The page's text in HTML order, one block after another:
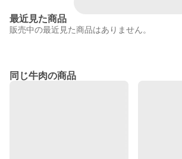
最近見た商品
販売中の最近見た商品はありません。
同じ牛肉の商品